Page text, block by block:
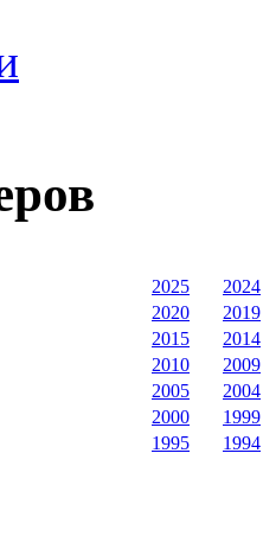
2025
2024
2020
2019
2015
2014
2010
2009
2005
2004
2000
1999
1995
1994